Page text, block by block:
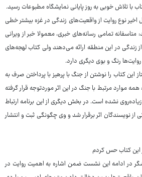
با تلاش خوبی به روز پایانی نمایشگاه مطبوعات رسید.
نوع روایت از واقعیت‌های زندگی در غزه بیشتر خطی
تمامی رسانه‌های خبری، معمولا خبر از ویرانی
زندگی در این منطقه ارائه می‌دهند ولی کتاب لهجه‌های
رنگ و بوی دیگری دارد.
این کتاب را نوشتن از جنگ با پرهیز با پرداختن صرف به
موارد مرتبط با جنگ در این اثر موردتوجه قرار گرفته
نشده است. در بخش دیگری از این برنامه ارتباط
از نویسندگان اثر برقرار شد و وی چگونگی ثبت و انتشار
این کتاب حس کردم
در ادامه این نشست ضمن اشاره به اهمیت روایت در